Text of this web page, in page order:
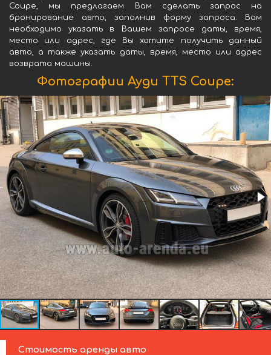
Coupe, мы предлагаем Вам сделать запрос на
бронирование авто, заполнив форму запроса. Вам
необходимо указать в Вашем запросе даты, время,
место или адрес, где Вы хотите получить данный
авто, а также указать даты, время, место или адрес
возврата машины.
Фотографии Ауди TTS Coupe:
Стоимость аренды авто